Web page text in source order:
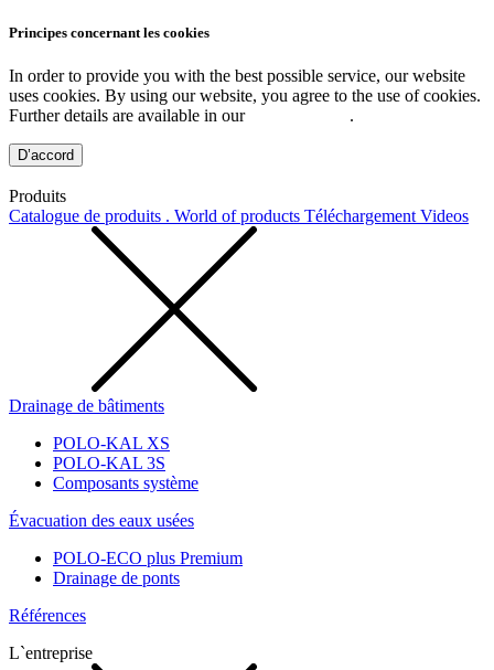
Principes concernant les cookies
In order to provide you with the best possible service, our website
uses cookies. By using our website, you agree to the use of cookies.
Further details are available in our
.
D’accord
Produits
Catalogue de produits . World of products Téléchargement Videos
Drainage de bâtiments
POLO-KAL XS
POLO-KAL 3S
Composants système
Évacuation des eaux usées
POLO-ECO plus Premium
Drainage de ponts
Références
L`entreprise